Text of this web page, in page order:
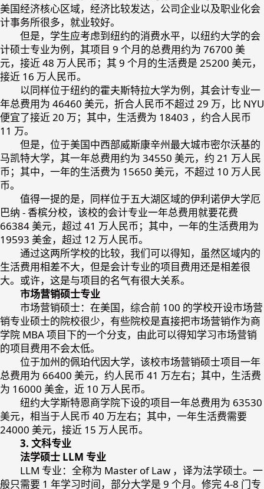
美国经济核心区域，经济比较发达，公司企业以及职业化会
计事务所很多，就业较好。
但是，学生应考虑到纽约的消费水平，以纽约大学的会
计硕士专业为例，其项目 9 个月的总费用约为 76700 美
元，接近 48 万人民币；其 9 个月的生活费是 25200 美元，
接近 16 万人民币。
以同样位于纽约的霍夫斯特拉大学为例，其会计专业一
年总费用为 46460 美元，折合人民币不超过 29 万，比 NYU
便宜了接近 20 万；其中，生活费为 18403 ，约合人民币
11 万。
但是，位于美国中西部威斯康辛州最大城市密尔沃基的
马凯特大学，其一年总费用约为 34550 美元，约 21 万人民
币；其中，一年的生活费为 15650 美元，不超过 10 万人民
币。
值得一提的是，同样位于五大湖区域的伊利诺伊大学厄
巴纳 - 香槟分校，该校的会计专业一年总费用就要花费
66384 美元，超过 41 万人民币；其中，一年的生活费用为
19593 美金，超过 12 万人民币。
通过这两所学校的比较，我们可以得知，虽然区域内的
生活费用相差不大，但是会计专业的项目费用还是相差很
大。或许，这是与项目的名气有很大关系。
市场营销硕士专业
市场营销硕士：在美国，综合前 100 的学校开设市场营
销专业硕士的院校很少，有些院校是直接把市场营销作为商
学院 MBA 项目下的一个分支，由此可以得知学习市场营销
的项目费用不会太低。
位于加州的佩珀代因大学，该校市场营销硕士项目一年
总费用为 66400 美元，约人民币 41 万左右；其中，生活费
为 16000 美金，近 10 万人民币。
纽约大学斯特恩商学院下设的项目一年总费用为 63530
美元，相当于人民币 40 万左右；其中，一年生活费需要
24000 美元，接近 15 万人民币。
3. 文科专业
法学硕士 LLM 专业
LLM 专业：全称为 Master of Law ，译为法学硕士。一
般只需要 1 年学习时间，部分大学是 9 个月。修完 4-8 门专